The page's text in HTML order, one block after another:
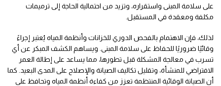
على سلامة المبنى واستقراره، وتزيد من احتمالية الحاجة إلى ترميمات
مكلفة ومعقدة في المستقبل.
لذلك، فإن الاهتمام بالفحص الدوري للخزانات وأنظمة المياه يُعتبر إجراءً
وقائيًا ضروريًا للحفاظ على سلامة المبنى. ويساهم الكشف المبكر عن أي
تسرب في معالجة المشكلة قبل تطورها، مما يساعد على إطالة العمر
الافتراضي للمنشأة، وتقليل تكاليف الصيانة والإصلاح على المدى البعيد. كما
أن الصيانة الوقائية المنتظمة تعزز من كفاءة أنظمة المياه وتحافظ على